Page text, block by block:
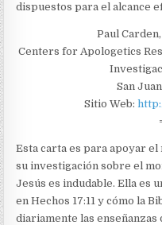
dispuestos para el alcance
Paul
Centers for Apologetics
San
Sitio Web:
Esta carta es para apoyar
su investigación sobre el
Jesús es indudable. Ella es
en Hechos 17:11 y cómo la
diariamente las